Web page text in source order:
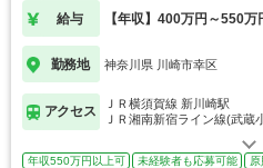
給与 【年収】400万円～550
勤務地 神奈川県 川崎市幸区
アクセス
ＪＲ横須賀線 新川崎駅
ＪＲ湘南新宿ライン線(武蔵
年収550万円以上可 未経験者も応募可能
原